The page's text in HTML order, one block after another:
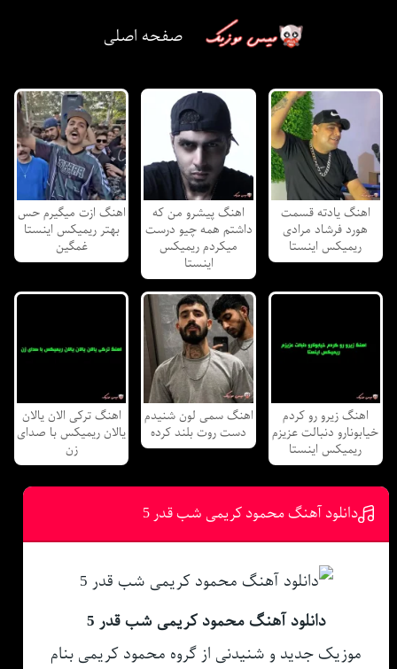
صفحه اصلی
اهنگ یادته قسمت
هورد فرشاد مرادی
ریمیکس اینستا
اهنگ پیشرو من که
داشتم همه چیو درست
میکردم ریمیکس
اینستا
اهنگ ازت میگیرم حس
بهتر ریمیکس اینستا
غمگین
اهنگ زیرو رو کردم
خیابونارو دنبالت عزیزم
ریمیکس اینستا
اهنگ سمی لون شنیدم
دست روت بلند کرده
اهنگ ترکی الان یالان
یالان ریمیکس با صدای
زن
دانلود آهنگ محمود کریمی شب قدر 5
دانلود آهنگ محمود کریمی شب قدر 5
موزیک جدید و شنیدنی از گروه محمود کریمی بنام